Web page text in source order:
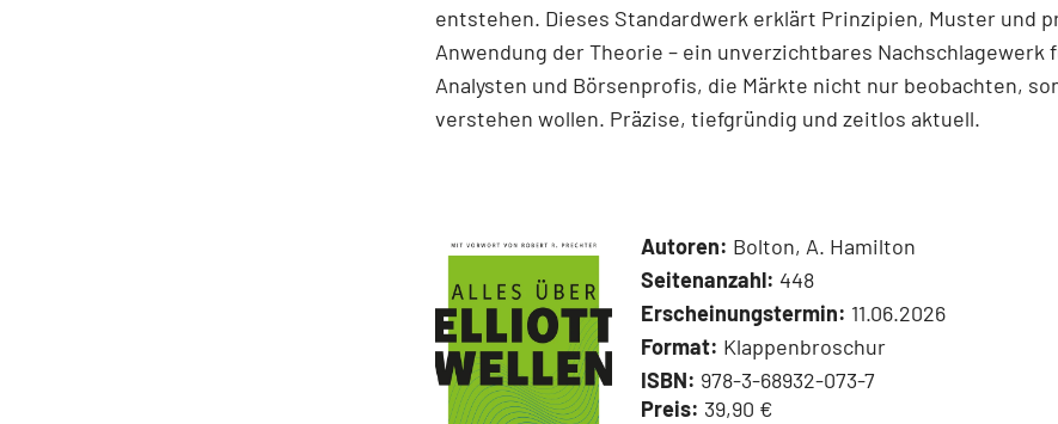
entstehen. Dieses Standardwerk erklärt Prinzipien, Muster und
Anwendung der Theorie – ein unverzichtbares Nachschlagewerk
Analysten und Börsenprofis, die Märkte nicht nur beobachten,
verstehen wollen. Präzise, tiefgründig und zeitlos aktuell.
Autoren: Bolton, A. Hamilton
Seitenanzahl: 448
Erscheinungstermin: 11.06.2026
Format: Klappenbroschur
ISBN: 978-3-68932-073-7
Preis: 39,90 €